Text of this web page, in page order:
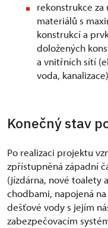
rekonstrukce
materiálů s
konstrukcí a
doložených
a vnitřních sítí
voda,
Konečný stav
Po realizaci projektu
zpřístupněná západní
(jízdárna, nové toalety
chodbami, napojená
dešťové vody s jejím
zabezpečovacím